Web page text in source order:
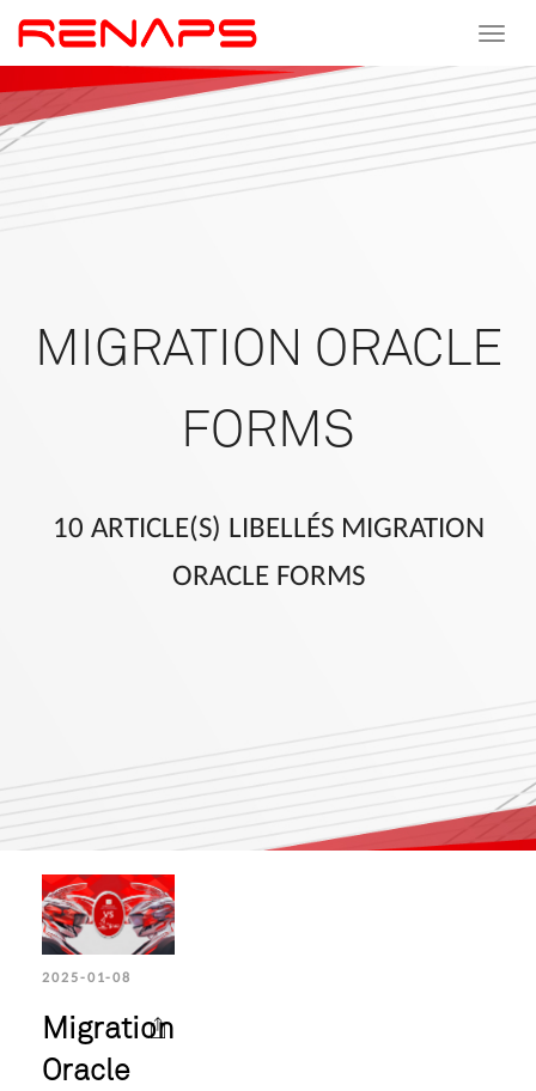
Toggle
MIGRATION ORACLE
FORMS
10 ARTICLE(S) LIBELLÉS MIGRATION
ORACLE FORMS
2025-01-08
Migration
Oracle